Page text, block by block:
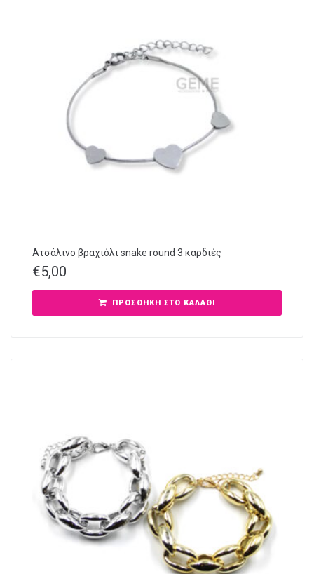
Ατσάλινο βραχιόλι snake round 3 καρδιές
€5,00
ΠΡΟΣΘΉΚΗ ΣΤΟ ΚΑΛΆΘΙ